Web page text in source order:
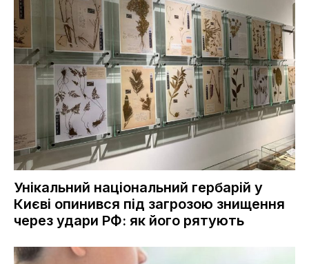
Унікальний національний гербарій у
Києві опинився під загрозою знищення
через удари РФ: як його рятують